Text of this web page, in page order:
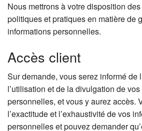
Nous mettrons à votre disposition
politiques et pratiques en matière de
informations personnelles.
Accès client
Sur demande, vous serez informé de
l’utilisation et de la divulgation de
personnelles, et vous y aurez accès.
l’exactitude et l’exhaustivité de vos
personnelles et pouvez demander